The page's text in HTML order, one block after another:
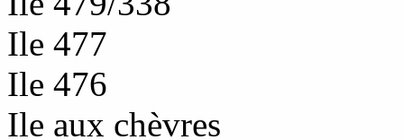
Ile 477
Ile 476
Ile aux chèvres